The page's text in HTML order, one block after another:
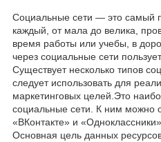
Социальные сети — это самый
каждый, от мала до велика,
время работы или учебы, в
через социальные сети
Существует несколько типов
следует использовать для
маркетинговых целей.Это
социальные сети. К ним можно
«ВКонтакте» и
Основная цель данных